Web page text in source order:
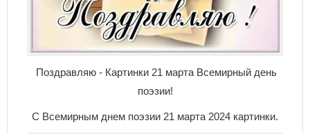
Поздравляю - Картинки 21 марта Всемирный день
поэзии!
С Всемирным днем поэзии 21 марта 2024 картинки.